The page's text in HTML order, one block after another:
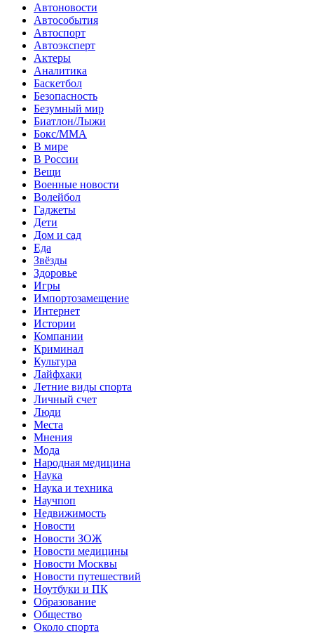
Автоновости
Автособытия
Автоспорт
Автоэксперт
Актеры
Аналитика
Баскетбол
Безопасность
Безумный мир
Биатлон/Лыжи
Бокс/MMA
В мире
В России
Вещи
Военные новости
Волейбол
Гаджеты
Дети
Дом и сад
Еда
Звёзды
Здоровье
Игры
Импортозамещение
Интернет
Истории
Компании
Криминал
Культура
Лайфхаки
Летние виды спорта
Личный счет
Люди
Места
Мнения
Мода
Народная медицина
Наука
Наука и техника
Научпоп
Недвижимость
Новости
Новости ЗОЖ
Новости медицины
Новости Москвы
Новости путешествий
Ноутбуки и ПК
Образование
Общество
Около спорта